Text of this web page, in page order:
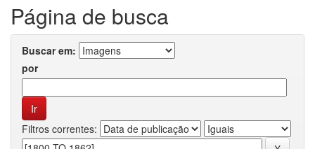
Página de busca
Buscar em:
por
Filtros correntes: